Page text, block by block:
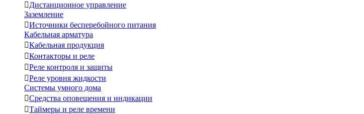
Дистанционное управление
Заземление
Источники бесперебойного питания
Кабельная арматура
Кабельная продукция
Контакторы и реле
Реле контроля и защиты
Реле уровня жидкости
Системы умного дома
Средства оповещения и индикации
Таймеры и реле времени